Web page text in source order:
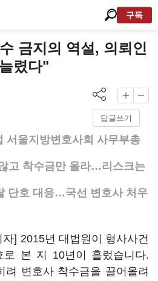
구독
금지의 역설, 의뢰인
렸다"
답글쓰기
서울지방변호사회 사무부총
고 착수금만 올라…리스크는
단호 대응…국선 변호사 처우
] 2015년 대법원이 형사사건
로 본 지 10년이 흘렀습니다.
려 변호사 착수금을 끌어올려